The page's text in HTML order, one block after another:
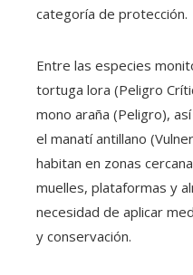
categoría de protección.
Entre las especies
tortuga lora (Peligro
mono araña (Peligro),
el manatí antillano
habitan en zonas
muelles, plataformas y
necesidad de aplicar
y conservación.